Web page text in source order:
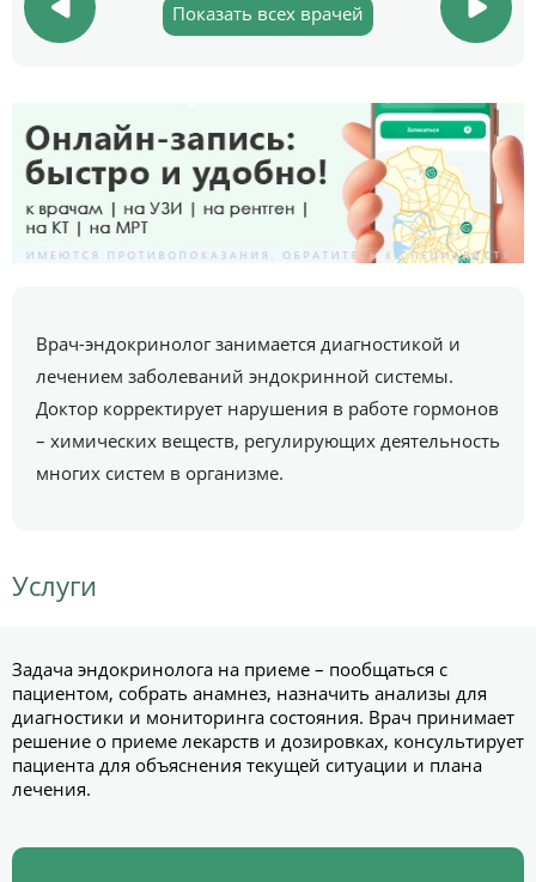
Показать всех врачей
Врач-эндокринолог занимается диагностикой и
лечением заболеваний эндокринной системы.
Доктор корректирует нарушения в работе гормонов
– химических веществ, регулирующих деятельность
многих систем в организме.
Услуги
Задача эндокринолога на приеме – пообщаться с
пациентом, собрать анамнез, назначить анализы для
диагностики и мониторинга состояния. Врач принимает
решение о приеме лекарств и дозировках, консультирует
пациента для объяснения текущей ситуации и плана
лечения.